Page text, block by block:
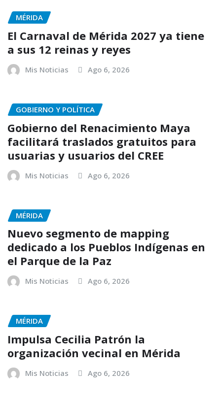
MÉRIDA
El Carnaval de Mérida 2027 ya tiene
a sus 12 reinas y reyes
Mis Noticias Ago 6, 2026
GOBIERNO Y POLÍTICA
Gobierno del Renacimiento Maya
facilitará traslados gratuitos para
usuarias y usuarios del CREE
Mis Noticias Ago 6, 2026
MÉRIDA
Nuevo segmento de mapping
dedicado a los Pueblos Indígenas en
el Parque de la Paz
Mis Noticias Ago 6, 2026
MÉRIDA
Impulsa Cecilia Patrón la
organización vecinal en Mérida
Mis Noticias Ago 6, 2026